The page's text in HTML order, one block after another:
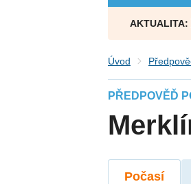
AKTUALITA:
Úvod
PŘEDPOVĚĎ
Počasí